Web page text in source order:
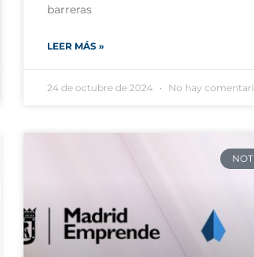
barreras
LEER MÁS »
24 de octubre de 2024 No hay